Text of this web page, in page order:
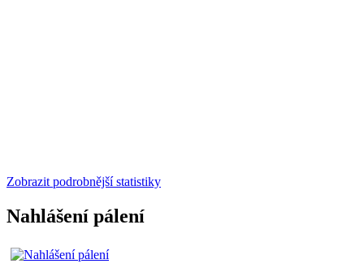
Zobrazit podrobnější statistiky
Nahlášení pálení